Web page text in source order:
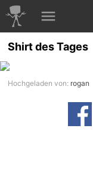
Shirt des Tages
Hochgeladen von: rogan